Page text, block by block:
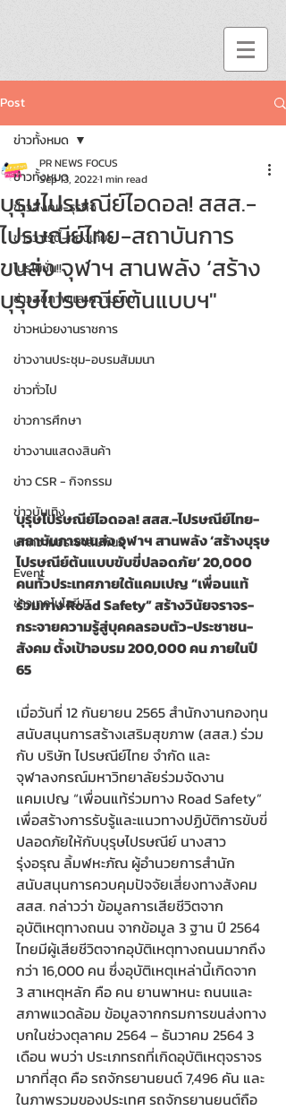
Post
ข่าวทั้งหมด
ข่าวสังคม-ธุรกิจ
ข่าววาไรตี้-ท่องเที่ยว
โปรโมชั่น!!
ข่าวสุขภาพและความงาม
ข่าวหน่วยงานราชการ
ข่าวงานประชุม-อบรมสัมมนา
ข่าวทั่วไป
ข่าวการศึกษา
ข่าวงานแสดงสินค้า
ข่าว CSR - กิจกรรม
ข่าวบันเทิง
บทความประชาสัมพันธ์
Event
ข่าวเทคโนโลยี IT
ข่าวทั้งหมด
บุรุษไปรษณีย์ไอดอล! สสส.-
ไปรษณีย์ไทย-สถาบันการ
ขนส่ง จุฬาฯ สานพลัง ‘สร้าง
บุรุษไปรษณีย์ต้นแบบฯ"
PR NEWS FOCUS
Sep 13, 20221 min read
บุรุษไปรษณีย์ไอดอล! สสส.-ไปรษณีย์ไทย-
สถาบันการขนส่ง จุฬาฯ สานพลัง ‘สร้างบุรุษ
ไปรษณีย์ต้นแบบขับขี่ปลอดภัย’ 20,000
คนทั่วประเทศภายใต้แคมเปญ “เพื่อนแท้
ร่วมทาง Road Safety” สร้างวินัยจราจร-
กระจายความรู้สู่บุคคลรอบตัว-ประชาชน-
สังคม ตั้งเป้าอบรม 200,000 คน ภายในปี
65
เมื่อวันที่ 12 กันยายน 2565 สำนักงานกองทุน
สนับสนุนการสร้างเสริมสุขภาพ (สสส.) ร่วม
กับ บริษัท ไปรษณีย์ไทย จำกัด และ
จุฬาลงกรณ์มหาวิทยาลัยร่วมจัดงาน
แคมเปญ “เพื่อนแท้ร่วมทาง Road Safety”
เพื่อสร้างการรับรู้และแนวทางปฏิบัติการขับขี่
ปลอดภัยให้กับบุรุษไปรษณีย์ นางสาว
รุ่งอรุณ ลิ้มฬหะภัณ ผู้อำนวยการสำนัก
สนับสนุนการควบคุมปัจจัยเสี่ยงทางสังคม
สสส. กล่าวว่า ข้อมูลการเสียชีวิตจาก
อุบัติเหตุทางถนน จากข้อมูล 3 ฐาน ปี 2564
ไทยมีผู้เสียชีวิตจากอุบัติเหตุทางถนนมากถึง
กว่า 16,000 คน ซึ่งอุบัติเหตุเหล่านี้เกิดจาก
3 สาเหตุหลัก คือ คน ยานพาหนะ ถนนและ
สภาพแวดล้อม ข้อมูลจากกรมการขนส่งทาง
บกในช่วงตุลาคม 2564 – ธันวาคม 2564 3
เดือน พบว่า ประเภทรถที่เกิดอุบัติเหตุจราจร
มากที่สุด คือ รถจักรยานยนต์ 7,496 คัน และ
ในภาพรวมของประเทศ รถจักรยานยนต์ถือ